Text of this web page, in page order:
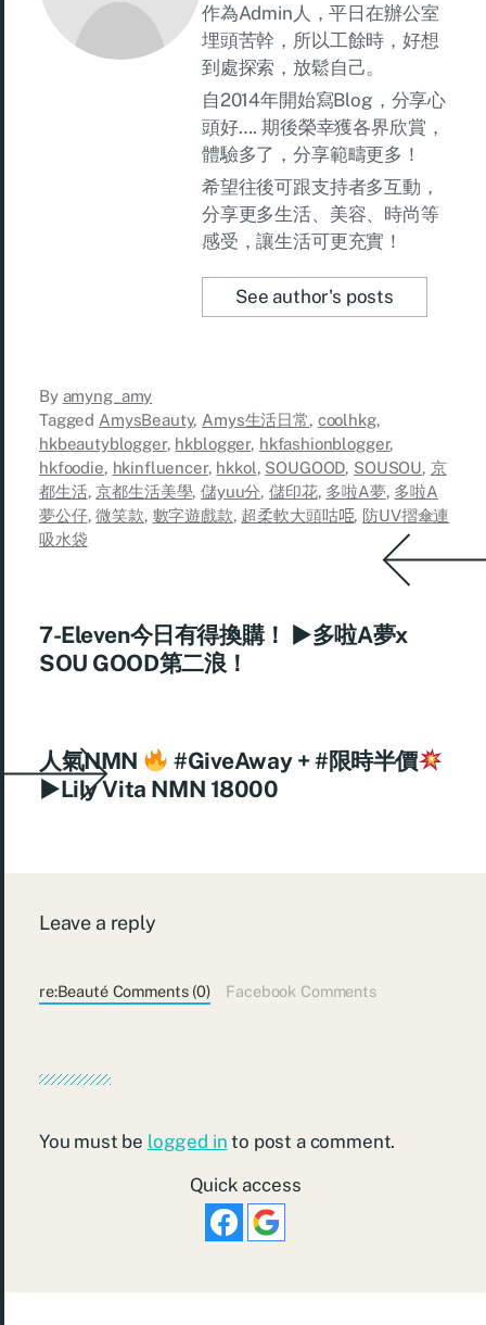
作為Admin人，平日在辦公室
埋頭苦幹，所以工餘時，好想
到處探索，放鬆自己。
自2014年開始寫Blog，分享心
頭好…. 期後榮幸獲各界欣賞，
體驗多了，分享範疇更多！
希望往後可跟支持者多互動，
分享更多生活、美容、時尚等
感受，讓生活可更充實！
See author's posts
By amyng_amy
Tagged AmysBeauty, Amys生活日常, coolhkg,
hkbeautyblogger, hkblogger, hkfashionblogger,
hkfoodie, hkinfluencer, hkkol, SOUGOOD, SOUSOU, 京
都生活,京都生活美學,儲yuu分,儲印花, 多啦A夢, 多啦A
夢公仔,微笑款, 數字遊戲款, 超柔軟大頭咕𠱸, 防UV摺傘連
吸水袋
7-Eleven今日有得換購！ ►多啦A夢x
SOU GOOD第二浪！
人氣NMN
#GiveAway + #限時半價
►Lily Vita NMN 18000
Leave a reply
re:Beauté Comments (0) Facebook Comments
You must be logged in to post a comment.
Quick access